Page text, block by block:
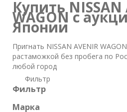
Купить NISSAN
WAGON с
Японии
Пригнать NISSAN AVENIR
растаможкой без пробега по
любой город
Фильтр
Фильтр
Марка